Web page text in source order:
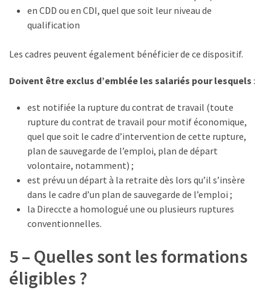
en CDD ou en CDI, quel que soit leur niveau de
qualification
Les cadres peuvent également bénéficier de ce dispositif.
Doivent être exclus d’emblée les salariés pour lesquels :
est notifiée la rupture du contrat de travail (toute
rupture du contrat de travail pour motif économique,
quel que soit le cadre d’intervention de cette rupture,
plan de sauvegarde de l’emploi, plan de départ
volontaire, notamment) ;
est prévu un départ à la retraite dès lors qu’il s’insère
dans le cadre d’un plan de sauvegarde de l’emploi ;
la Direccte a homologué une ou plusieurs ruptures
conventionnelles.
5 – Quelles sont les formations
éligibles ?